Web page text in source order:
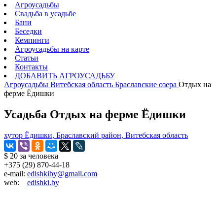
Агроусадьбы
Свадьба в усадьбе
Бани
Беседки
Кемпинги
Агроусадьбы на карте
Статьи
Контакты
ДОБАВИТЬ АГРОУСАДЬБУ
Агроусадьбы Витебская область Браславские озера Отдых на
ферме Ёдишки
Усадьба Отдых на ферме Ёдишки
хутор Ёдишки, Браславский район, Витебская область
$ 20 за человека
+375 (29) 870-44-18
e-mail: edishkiby@gmail.com
web: edishki.by